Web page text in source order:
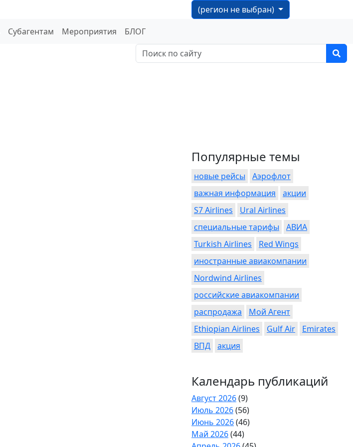
(регион не выбран)
Субагентам Мероприятия
БЛОГ
Популярные темы
новые рейсы
Аэрофлот
важная информация
акции
S7 Airlines
Ural Airlines
специальные тарифы
АВИА
Turkish Airlines
Red Wings
иностранные авиакомпании
Nordwind Airlines
российские авиакомпании
распродажа
Мой Агент
Ethiopian Airlines
Gulf Air
Emirates
ВПД
акция
Календарь публикаций
Август 2026(9)
Июль 2026(56)
Июнь 2026(46)
Май 2026(44)